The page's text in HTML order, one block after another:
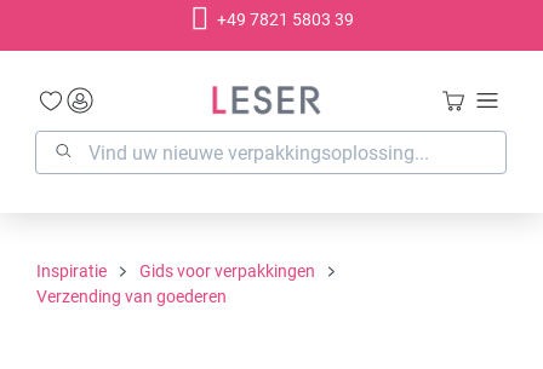
+49 7821 5803 39
Inspiratie
Gids voor verpakkingen
Verzending van goederen